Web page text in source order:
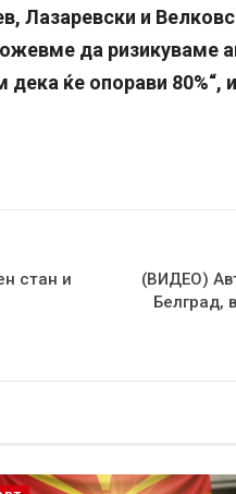
Лазаревски и
да ризикуваме
ќе опорави 80%“,
стан и
(ВИДЕО)
Белград,